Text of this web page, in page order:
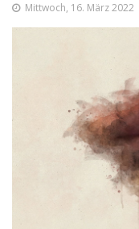
Mittwoch, 16. März 2022